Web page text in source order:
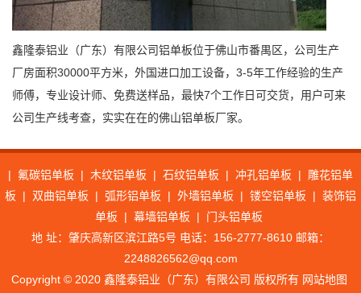
鑫隆泰铝业（广东）有限公司铝单板位于佛山市番禺区，公司生产
厂房面积30000平方米，外国进口加工设备，3-5年工作经验的生产
师傅，专业设计师、免费送样品，最快7个工作日可交货，用户可来
公司生产线考查，实实在在的佛山铝单板厂家。
| 氟碳铝单板 | 木纹铝单板 | 石纹铝单板 | 冲孔铝单板 |
雕花铝单
板
| 双曲铝单板 | 弧形铝单板 | 外墙铝单板 | 镂空铝单板 | 装饰铝
单板
| 幕墙铝单板 |
门头铝单板
地 址：肇庆高新区滨江路5号 电话：156-2777-8610 邮箱：
2248826562@qq.com
Copyright © 2020 鑫隆泰铝业（广东）有限公司 版权所有 网站地图